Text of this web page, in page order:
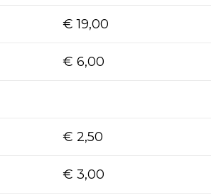
€ 19,00
€ 6,00
€ 2,50
€ 3,00